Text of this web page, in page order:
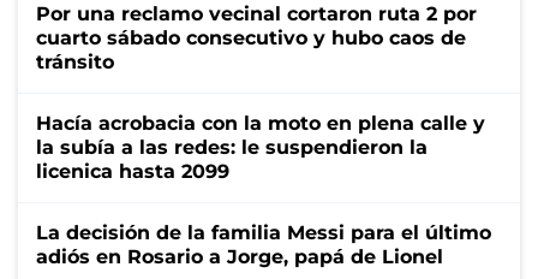
Por una reclamo vecinal cortaron ruta 2 por
cuarto sábado consecutivo y hubo caos de
tránsito
Hacía acrobacia con la moto en plena calle y
la subía a las redes: le suspendieron la
licenica hasta 2099
La decisión de la familia Messi para el último
adiós en Rosario a Jorge, papá de Lionel